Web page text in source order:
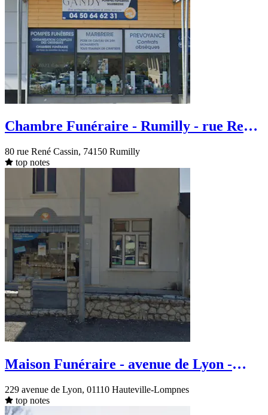
Chambre Funéraire - Rumilly - rue René
80 rue René Cassin, 74150 Rumilly
top notes
Maison Funéraire - avenue de Lyon -
229 avenue de Lyon, 01110 Hauteville-Lompnes
top notes